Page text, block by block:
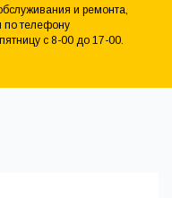
и ремонта,
по телефону
с 8-00 до 17-00.